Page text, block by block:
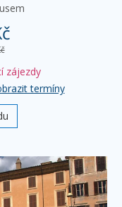
zájezdy
termíny